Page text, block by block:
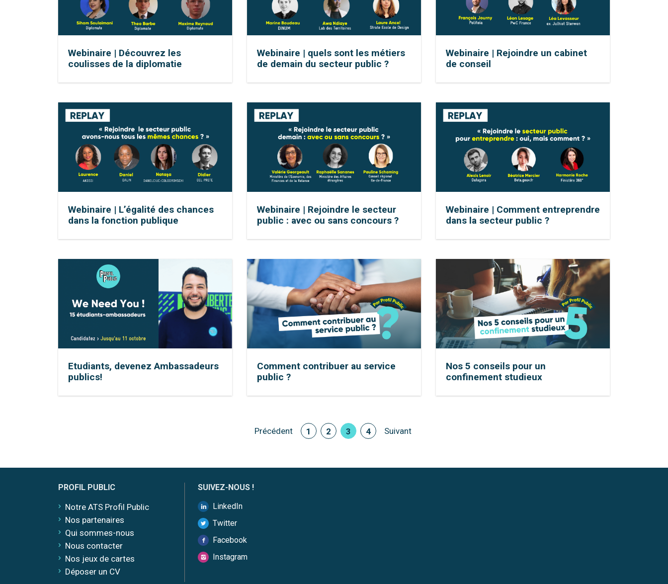
Webinaire | Découvrez les
coulisses de la diplomatie
Webinaire | quels sont les métiers
de demain du secteur public ?
Webinaire | Rejoindre un cabinet
de conseil
Webinaire | L’égalité des chances
dans la fonction publique
Webinaire | Rejoindre le secteur
public : avec ou sans concours ?
Webinaire | Comment entreprendre
dans la secteur public ?
Etudiants, devenez Ambassadeurs
publics!
Comment contribuer au service
public ?
Nos 5 conseils pour un
confinement studieux
Précédent 1 2 3 4 Suivant
PROFIL PUBLIC
Notre ATS Profil Public
Nos partenaires
Qui sommes-nous
Nous contacter
Nos jeux de cartes
Déposer un CV
SUIVEZ-NOUS !
LinkedIn
Twitter
Facebook
Instagram